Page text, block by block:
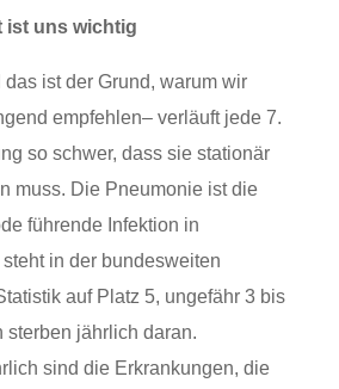
ist uns wichtig
ist der Grund, warum wir
empfehlen– verläuft jede 7.
so schwer, dass sie stationär
muss. Die Pneumonie ist die
führende Infektion in
in der bundesweiten
auf Platz 5, ungefähr 3 bis
sterben jährlich daran.
sind die Erkrankungen, die